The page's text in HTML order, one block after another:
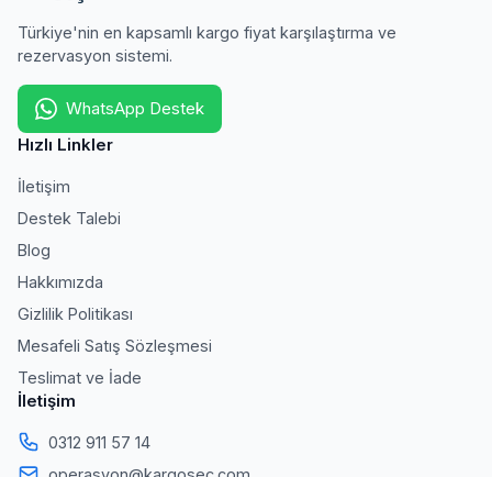
Türkiye'nin en kapsamlı kargo fiyat karşılaştırma ve
rezervasyon sistemi.
WhatsApp Destek
Hızlı Linkler
İletişim
Destek Talebi
Blog
Hakkımızda
Gizlilik Politikası
Mesafeli Satış Sözleşmesi
Teslimat ve İade
İletişim
0312 911 57 14